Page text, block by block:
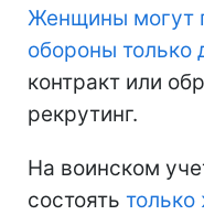
Женщины могут
обороны только
контракт или
рекрутинг.
На воинском
состоять